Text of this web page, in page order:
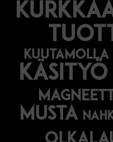
kuutamolla
käsityö
musta